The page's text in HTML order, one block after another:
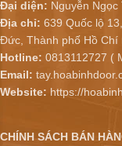
Đại diện: Nguyễn Ngọc
Địa chỉ: 639 Quốc lộ
Đức, Thành phố Hồ Chí
Hotline: 0813112727 (
Email:
Website: https://
CHÍNH SÁCH BÁN